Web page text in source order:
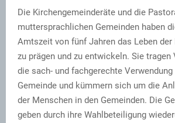
Die Kirchengemeinderäte und die
muttersprachlichen Gemeinden haben
Amtszeit von fünf Jahren das Leben der
zu prägen und zu entwickeln. Sie
die sach- und fachgerechte Verwendung
Gemeinde und kümmern sich um die
der Menschen in den Gemeinden. Die
geben durch ihre Wahlbeteiligung